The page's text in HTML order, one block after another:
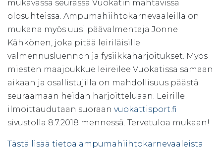
mukavassa seurassa Vuokatin mahtavissa
olosuhteissa. Ampumahiihtokarnevaaleilla on
mukana myös uusi päävalmentaja Jonne
Kähkönen, joka pitää leiriläisille
valmennusluennon ja fysiikkaharjoitukset. Myös
miesten maajoukkue leireilee Vuokatissa samaan
aikaan ja osallistujilla on mahdollisuus päästä
seuraamaan heidän harjoitteluaan. Leirille
ilmoittaudutaan suoraan vuokattisport.fi
sivustolla 8.7.2018 mennessä. Tervetuloa mukaan!
Tästä lisää tietoa ampumahiihtokarnevaaleista